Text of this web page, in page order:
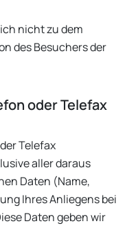
nicht zu dem
des Besuchers der
oder Telefax
Telefax
aller daraus
Daten (Name,
Ihres Anliegens bei
Daten geben wir